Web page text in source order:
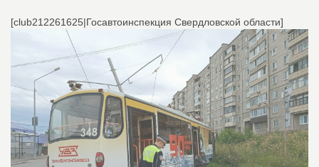
[club212261625|Госавтоинспекция Свердловской области]